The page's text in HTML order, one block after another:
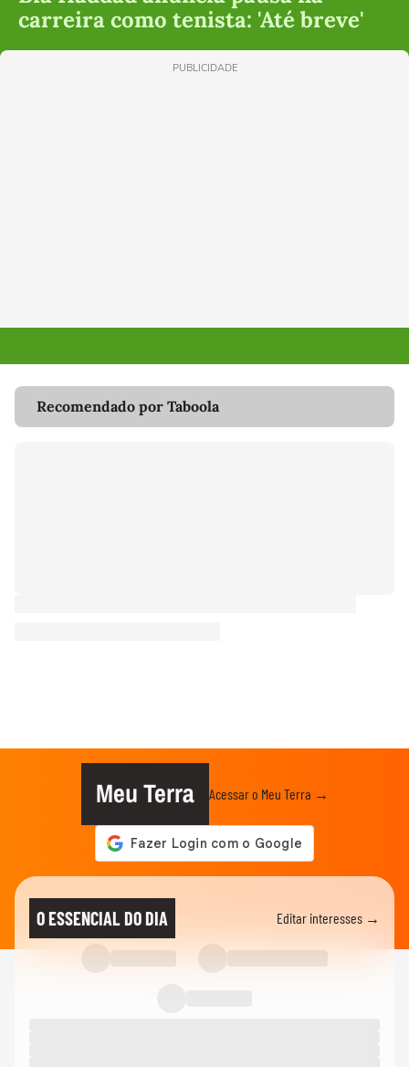
carreira como tenista: 'Até breve'
PUBLICIDADE
Recomendado por Taboola
Meu Terra Acessar o Meu Terra →
O ESSENCIAL DO DIA Editar interesses →